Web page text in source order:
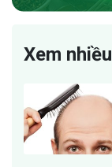
Xem nhiều